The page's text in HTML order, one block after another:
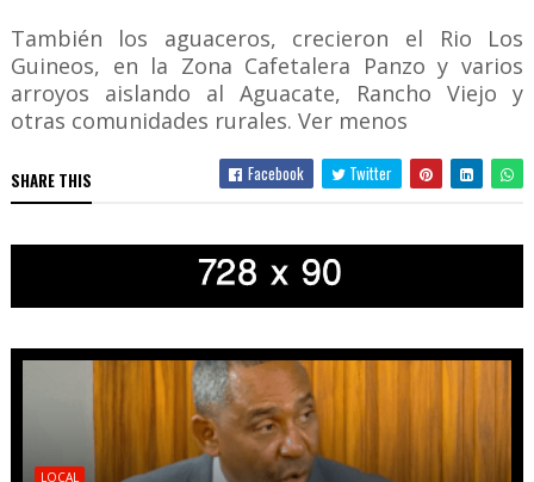
También los aguaceros, crecieron el Rio Los
Guineos, en la Zona Cafetalera Panzo y varios
arroyos aislando al Aguacate, Rancho Viejo y
otras comunidades rurales. Ver menos
SHARE THIS Facebook Twitter
LOCAL